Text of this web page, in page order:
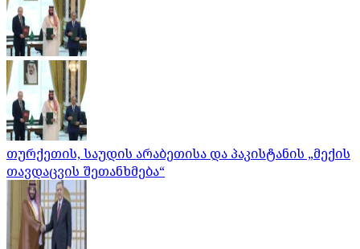
თურქეთის, საუდის არაბეთისა და პაკისტანის „მექის
თავდაცვის შეთანხმება“